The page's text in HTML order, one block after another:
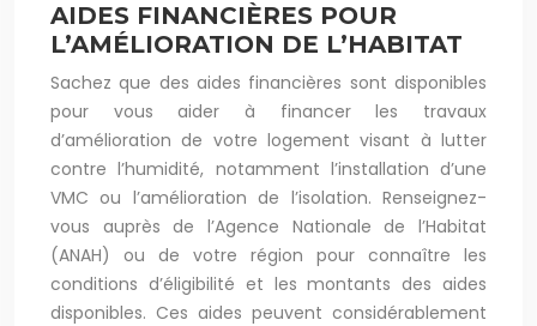
AIDES FINANCIÈRES POUR
L’AMÉLIORATION DE L’HABITAT
Sachez que des aides financières sont disponibles
pour vous aider à financer les travaux
d’amélioration de votre logement visant à lutter
contre l’humidité, notamment l’installation d’une
VMC ou l’amélioration de l’isolation. Renseignez-
vous auprès de l’Agence Nationale de l’Habitat
(ANAH) ou de votre région pour connaître les
conditions d’éligibilité et les montants des aides
disponibles. Ces aides peuvent considérablement